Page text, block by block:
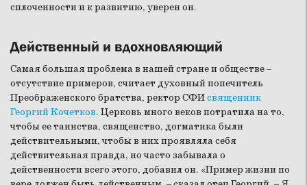
сплоченности и к развитию, уверен он.
Действенный и вдохновляющий
Самая большая проблема в нашей стране и обществе –
отсутствие примеров, считает духовный попечитель
Преображенского братства, ректор СФИсвященник
Георгий Кочетков. Церковь много веков потратила на то,
чтобы ее таинства, священство, догматика были
действительными, чтобы в них проявляла себя
действительная правда, но часто забывала о
действенности всего этого, добавил он. «Пример жизни по